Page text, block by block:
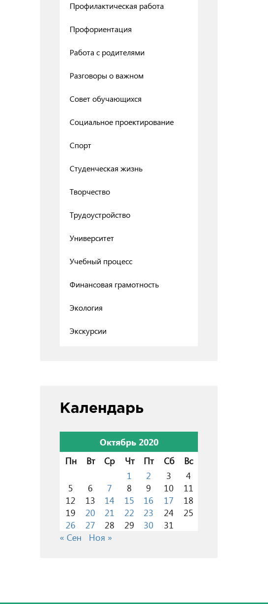
Профилактическая работа
Профориентация
Работа с родителями
Разговоры о важном
Совет обучающихся
Социальное проектирование
Спорт
Студенческая жизнь
Творчество
Трудоустройство
Университет
Учебный процесс
Финансовая грамотность
Экология
Экскурсии
Календарь
Октябрь 2020
Пн
Вт Ср Чт Пт Сб
Вс
1
2 3
4
5
6 7 8 9 10
11
12
13 14 15 16 17
18
19
20 21 22 23 24
25
26
27 28 29 30
31
« Сен
Ноя »